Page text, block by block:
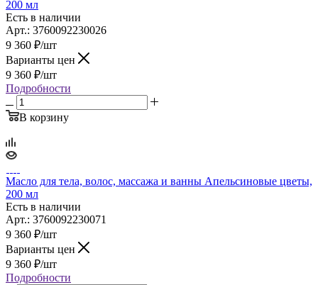
200 мл
Есть в наличии
Арт.: 3760092230026
9 360 ₽/шт
Варианты цен
9 360 ₽/шт
Подробности
В корзину
Масло для тела, волос, массажа и ванны Апельсиновые цветы,
200 мл
Есть в наличии
Арт.: 3760092230071
9 360 ₽/шт
Варианты цен
9 360 ₽/шт
Подробности